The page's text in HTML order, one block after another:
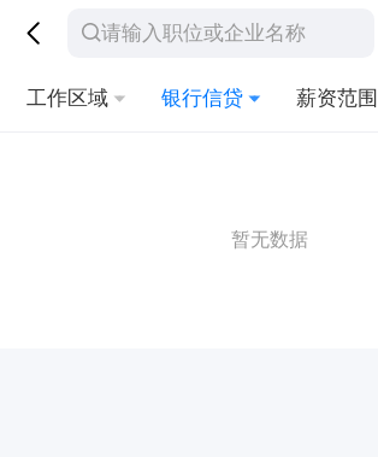
工作区域 银行信贷 薪资范围
暂无数据